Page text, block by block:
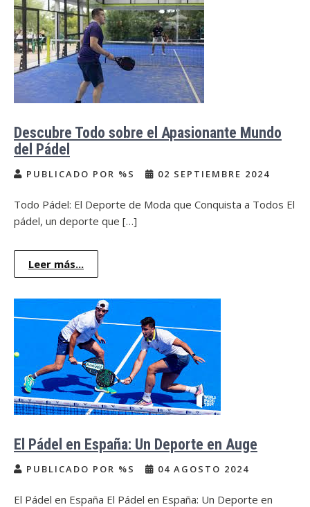
Descubre Todo sobre el Apasionante Mundo
del Pádel
PUBLICADO POR %S 02 SEPTIEMBRE 2024
Todo Pádel: El Deporte de Moda que Conquista a Todos El
pádel, un deporte que […]
Leer más...
El Pádel en España: Un Deporte en Auge
PUBLICADO POR %S 04 AGOSTO 2024
El Pádel en España El Pádel en España: Un Deporte en